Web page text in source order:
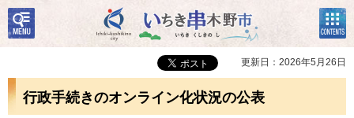
いちき串木野市
検
索・
共通
コン
テン
ツメ
ニュ
更新日：2026年5月26日
行政手続きのオンライン化状況の公表